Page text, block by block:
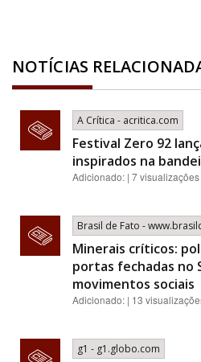
NOTÍCIAS
A Crítica - acritica.com
Festival Zero 92
inspirados na
Adicionado: | 7 visualizações
Brasil de Fato -
Minerais críticos:
portas fechadas no
movimentos sociais
Adicionado: | 13
g1 - g1.globo.com